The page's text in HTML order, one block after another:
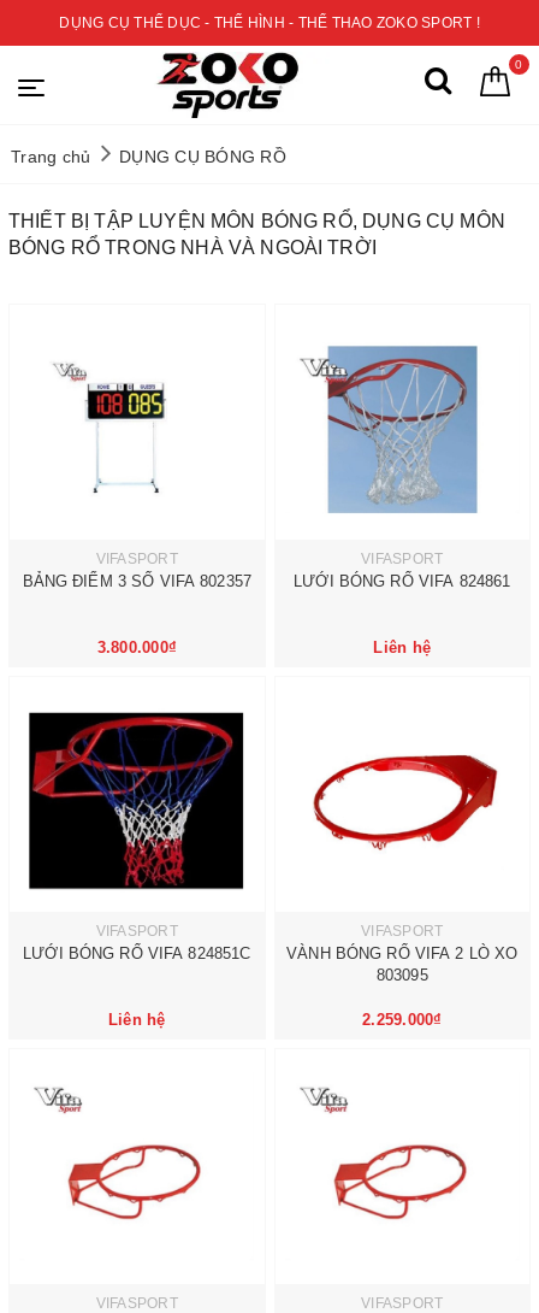
DỤNG CỤ THỂ DỤC - THỂ HÌNH - THỂ THAO ZOKO SPORT !
0
Trang chủ DỤNG CỤ BÓNG RỒ
THIẾT BỊ TẬP LUYỆN MÔN BÓNG RỔ, DỤNG CỤ MÔN
BÓNG RỔ TRONG NHÀ VÀ NGOÀI TRỜI
VIFASPORT
BẢNG ĐIỂM 3 SỐ VIFA 802357
3.800.000₫
VIFASPORT
LƯỚI BÓNG RỔ VIFA 824861
Liên hệ
VIFASPORT
LƯỚI BÓNG RỔ VIFA 824851C
Liên hệ
VIFASPORT
VÀNH BÓNG RỔ VIFA 2 LÒ XO
803095
2.259.000₫
VIFASPORT VIFASPORT